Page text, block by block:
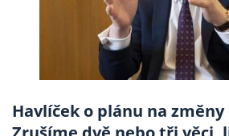
Havlíček o plánu na